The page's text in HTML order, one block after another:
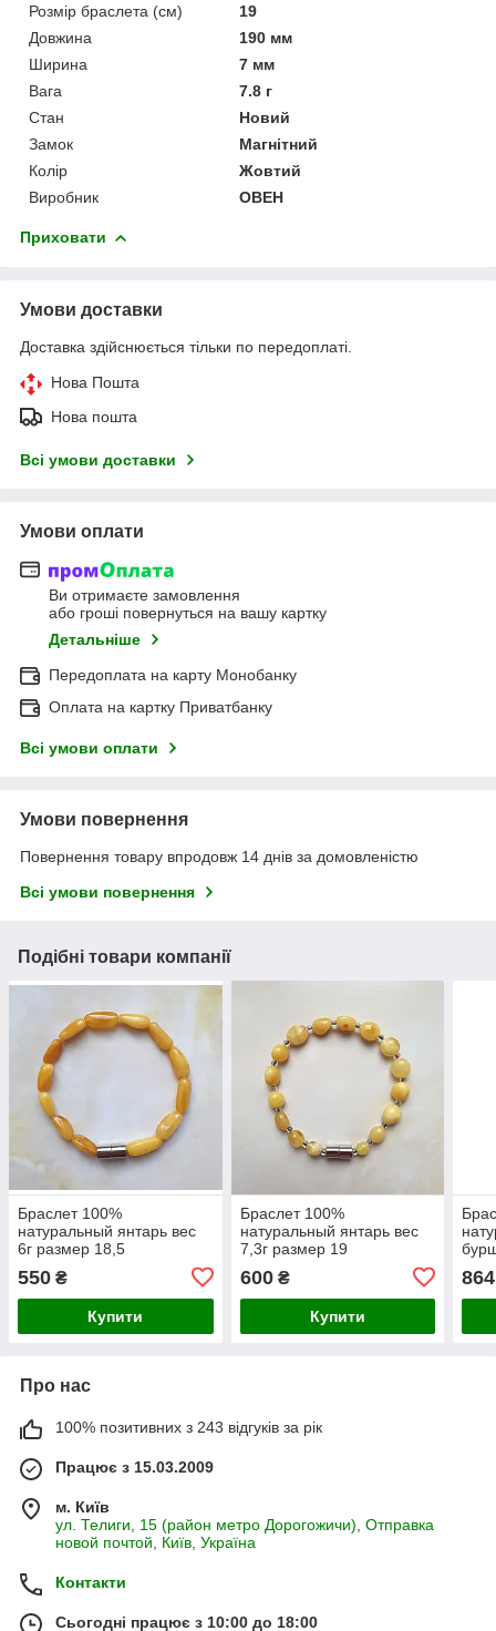
Розмір браслета (см)
19
Довжина
190 мм
Ширина
7 мм
Вага
7.8 г
Стан
Новий
Замок
Магнітний
Колір
Жовтий
Виробник
ОВЕН
Приховати
Умови доставки
Доставка здійснюється тільки по передоплаті.
Нова Пошта
Нова пошта
Всі умови доставки
Умови оплати
Ви отримаєте замовлення
або гроші повернуться на вашу картку
Детальніше
Передоплата на карту Монобанку
Оплата на картку Приватбанку
Всі умови оплати
Умови повернення
Повернення товару впродовж 14 днів за домовленістю
Всі умови повернення
Подібні товари компанії
Браслет 100%
натуральный янтарь вес
6г размер 18,5
550 ₴
Купити
Браслет 100%
натуральный янтарь вес
7,3г размер 19
600₴
Купити
864
Про нас
100% позитивних з 243 відгуків за рік
Працює з 15.03.2009
м. Київ
ул. Телиги, 15 (район метро Дорогожичи), Отправка
новой почтой, Київ, Україна
Контакти
Сьогодні працює з 10:00 до 18:00